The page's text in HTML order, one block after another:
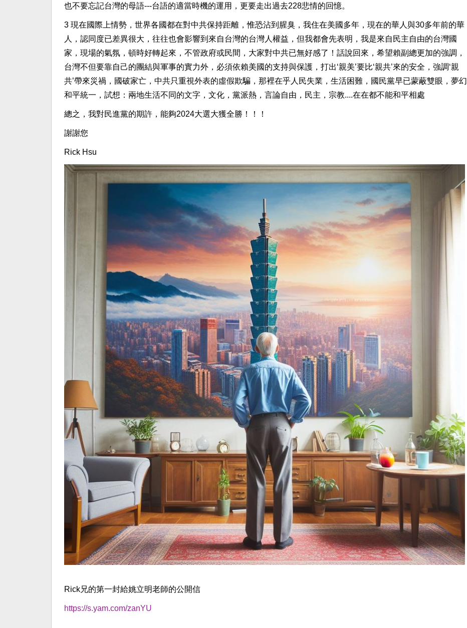
也不要忘記台灣的母語---台語的適當時機的運用，更要走出過去228悲情的回憶。
3 現在國際上情勢，世界各國都在對中共保持距離，惟恐沾到腥臭，我住在美國多年，現在的華人與30多年前的華
人，認同度已差異很大，往往也會影響到來自台灣的台灣人權益，但我都會先表明，我是來自民主自由的台灣國
家，現場的氣氛，頓時好轉起來，不管政府或民間，大家對中共已無好感了！話說回來，希望賴副總更加的強調，
台灣不但要靠自己的團結與軍事的實力外，必須依賴美國的支持與保護，打出‘親美’要比‘親共’來的安全，強調‘親
共’帶來災禍，國破家亡，中共只重視外表的虛假欺騙，那裡在乎人民失業，生活困難，國民黨早已蒙蔽雙眼，夢幻
和平統一，試想：兩地生活不同的文字，文化，黨派熱，言論自由，民主，宗教....在在都不能和平相處
總之，我對民進黨的期許，能夠2024大選大獲全勝！！！
謝謝您
Rick Hsu
Rick兄的第一封給姚立明老師的公開信
https://s.yam.com/zanYU